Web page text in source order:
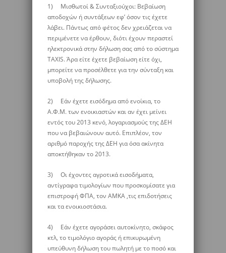
1) Μισθωτοί & Συνταξιούχοι: Βεβαίωση
αποδοχών ή συντάξεων εφ’ όσον τις έχετε
λάβει. Πάντως από φέτος δεν χρειάζεται να
περιμένετε να έρθουν, διότι έχουν περαστεί
ηλεκτρονικά στην δήλωση σας από το σύστημα
TAXIS. Άρα είτε έχετε βεβαίωση είτε όχι,
μπορείτε να προσέλθετε για την σύνταξη και
υποβολή της δήλωσης.
2) Εάν έχετε εισόδημα από ενοίκια, το
Α.Φ.Μ. των ενοικιαστών και αν έχει μείνει
εντός του 2013 κενό, λογαριασμούς της ΔΕΗ
που να βεβαιώνουν αυτό. Επιπλέον, τον
αριθμό παροχής της ΔΕΗ για όσα ακίνητα
αποκτήθηκαν το 2013.
3) Οι έχοντες αγροτικά εισοδήματα,
αντίγραφα τιμολογίων που προσκομίσατε για
επιστροφή ΦΠΑ, τον ΑΜΚΑ ,τις επιδοτήσεις
και τα ενοικιοστάσια.
4) Εάν έχετε αγοράσει αυτοκίνητο, σκάφος
κτλ, το τιμολόγιο αγοράς ή επικυρωμένη
υπεύθυνη δήλωση του πωλητή με το ποσό και